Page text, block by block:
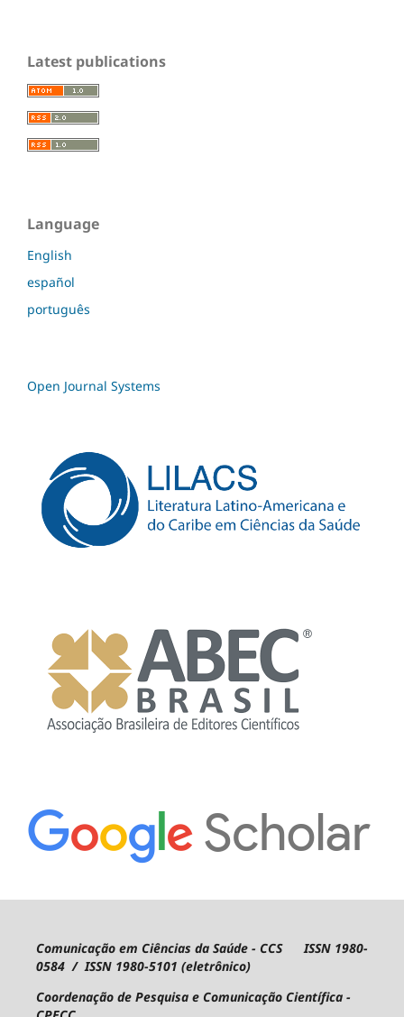
Latest publications
Language
English
español
português
Open Journal Systems
Comunicação em Ciências da Saúde - CCS ISSN 1980-
0584 / ISSN 1980-5101 (eletrônico)
Coordenação de Pesquisa e Comunicação Científica -